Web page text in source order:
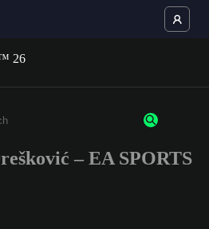
3 znaki lub cyfry.– EA SPORTS